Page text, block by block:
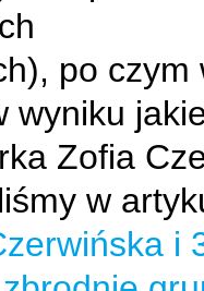
po czym
wyniku
Zofia
w
i